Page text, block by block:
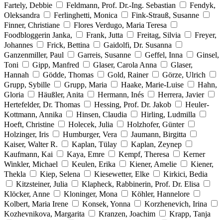
Fartely, Debbie
Feldmann, Prof. Dr.-Ing. Sebastian
Fendyk,
Oleksandra
Ferlinghetti, Monica
Fink-Strauß, Susanne
Finner, Christiane
Flores Verdugo, Maria Teresa
Foodbloggerin Janka,
Frank, Jutta Freitag, Silvia
Freyer,
Johannes
Frick, Bettina
Gaidolfi, Dr. Susanna
Ganzenmiller, Paul
Garreis, Susanne Geffel, Inna
Ginsel,
Toni
Gipp, Manfred Glaser, Carola Anna
Glaser,
Hannah
Gödde, Thomas Gold, Rainer
Görze, Ulrich
Grupp, Sybille
Grupp, Maria Haake, Marie-Luise
Hahn,
Gloria
Häußler, Anita Hermann, Inés
Herrera, Javier
Hertefelder, Dr. Thomas
Hessing, Prof. Dr. Jakob
Heuler-
Kottmann, Annika
Hinsen, Claudia
Hirling, Ludmilla
Hoeft, Christine
Holecek, Julia
Holzhofer, Günter
Holzinger, Iris
Humburger, Vera
Jaumann, Birgitta
Kaiser, Walter R.
Kaplan, Tülay
Kaplan, Zeynep
Kaufmann, Kai
Kaya, Emre Kempf, Theresa
Kerner
Winkler, Michael
Keulen, Erika Kiener, Amelie
Kiener,
Thekla
Kiep, Selena Kiesewetter, Elke
Kirkici, Bedia
Kitzsteiner, Julia
Klapheck, Rabbinerin, Prof. Dr. Elisa
Klöcker, Anne
Kloninger, Mona
Köhler, Hannelore
Kolbert, Maria Irene
Konsek, Yonna
Korzhenevich, Irina
Kozhevnikova, Margarita
Kranzen, Joachim
Krapp, Tanja